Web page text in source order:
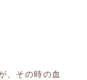
、その時の血